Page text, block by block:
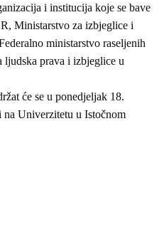
i institucija koje se bave
Ministarstvo za izbjeglice i
ministarstvo raseljenih
ljudska prava i izbjeglice u
će se u ponedjeljak 18.
na Univerzitetu u Istočnom